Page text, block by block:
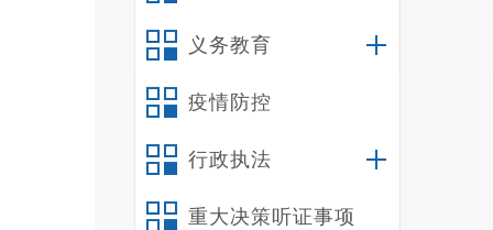
义务教育
疫情防控
行政执法
重大决策听证事项